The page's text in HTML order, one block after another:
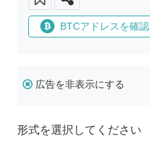
BTCアドレスを確認
広告を非表示にする
形式を選択してください